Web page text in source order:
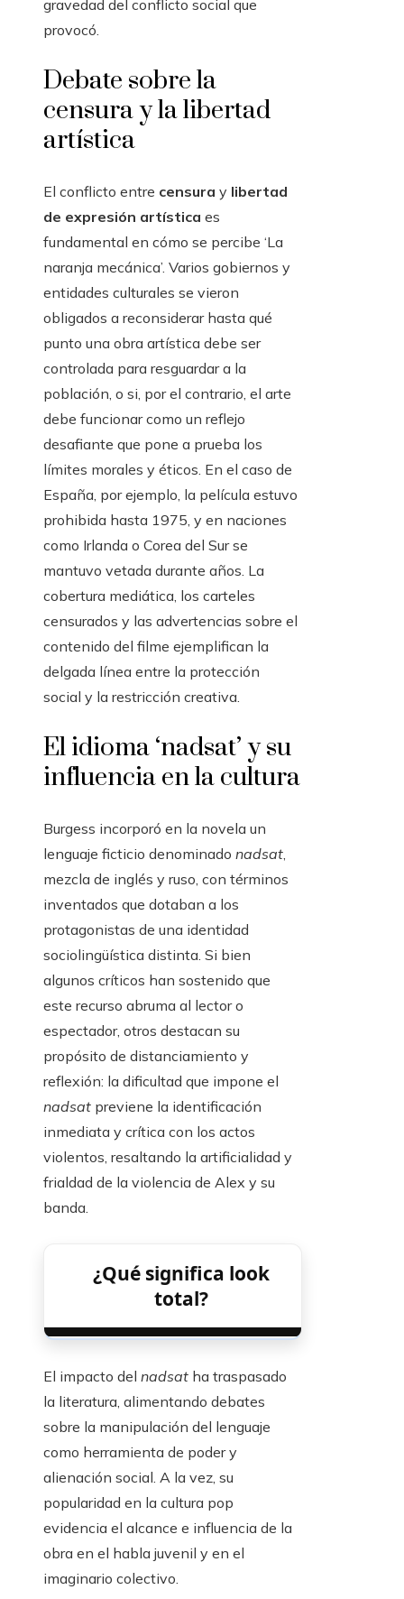
gravedad del conflicto social que
provocó.
Debate sobre la
censura y la libertad
artística
El conflicto entre censura y libertad
de expresión artística es
fundamental en cómo se percibe ‘La
naranja mecánica’. Varios gobiernos y
entidades culturales se vieron
obligados a reconsiderar hasta qué
punto una obra artística debe ser
controlada para resguardar a la
población, o si, por el contrario, el arte
debe funcionar como un reflejo
desafiante que pone a prueba los
límites morales y éticos. En el caso de
España, por ejemplo, la película estuvo
prohibida hasta 1975, y en naciones
como Irlanda o Corea del Sur se
mantuvo vetada durante años. La
cobertura mediática, los carteles
censurados y las advertencias sobre el
contenido del filme ejemplifican la
delgada línea entre la protección
social y la restricción creativa.
El idioma ‘nadsat’ y su
influencia en la cultura
Burgess incorporó en la novela un
lenguaje ficticio denominado nadsat,
mezcla de inglés y ruso, con términos
inventados que dotaban a los
protagonistas de una identidad
sociolingüística distinta. Si bien
algunos críticos han sostenido que
este recurso abruma al lector o
espectador, otros destacan su
propósito de distanciamiento y
reflexión: la dificultad que impone el
nadsat previene la identificación
inmediata y crítica con los actos
violentos, resaltando la artificialidad y
frialdad de la violencia de Alex y su
banda.
¿Qué significa look
total?
El impacto del nadsat ha traspasado
la literatura, alimentando debates
sobre la manipulación del lenguaje
como herramienta de poder y
alienación social. A la vez, su
popularidad en la cultura pop
evidencia el alcance e influencia de la
obra en el habla juvenil y en el
imaginario colectivo.